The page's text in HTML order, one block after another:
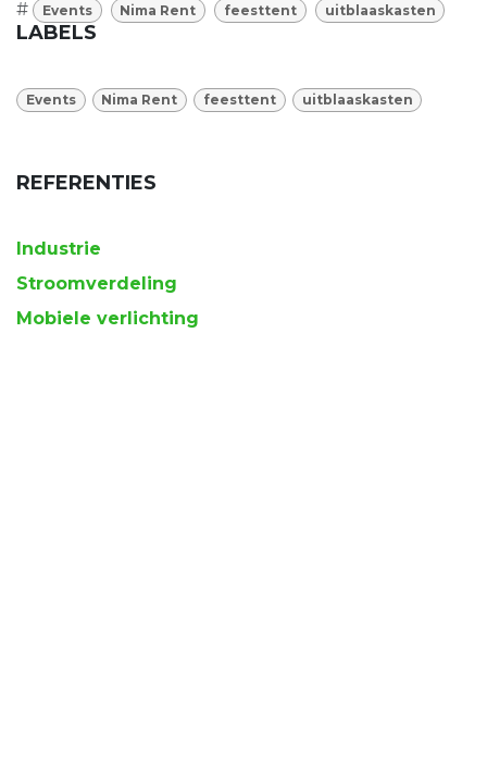
#
Events Nima Rent feesttent uitblaaskasten
LABELS
Events Nima Rent feesttent uitblaaskasten
REFERENTIES
Industrie
Stroomverdeling
Mobiele verlichting